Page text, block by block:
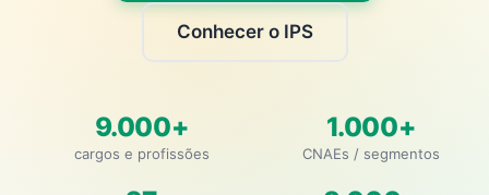
Conhecer o IPS
9.000+
cargos e profissões
1.000+
CNAEs / segmentos